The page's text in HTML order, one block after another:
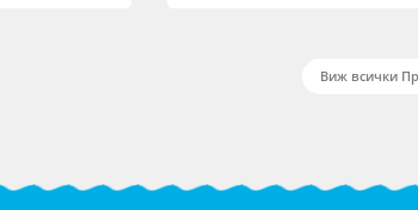
Виж всички